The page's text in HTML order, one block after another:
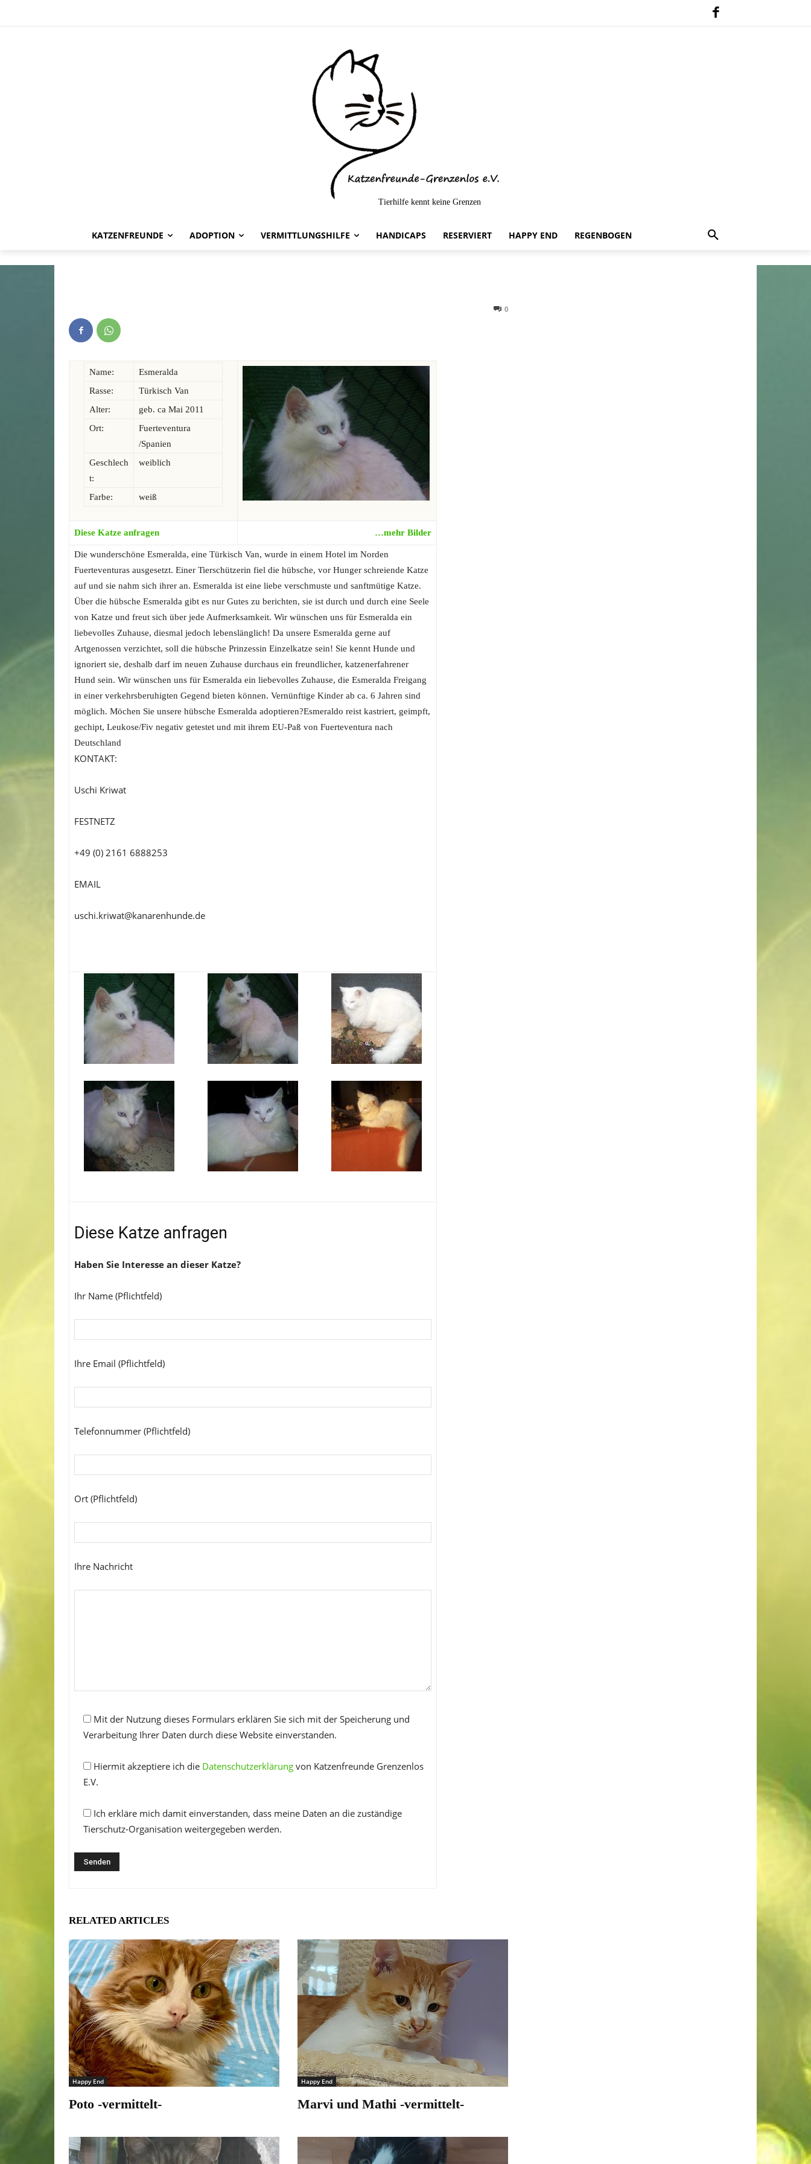
Tierhilfe kennt keine Grenzen
KATZENFREUNDE ADOPTION VERMITTLUNGSHILFE HANDICAPS RESERVIERT HAPPY END REGENBOGEN
Esmeralda -vermittelt-
0
Name:
Esmeralda
Rasse:
Türkisch Van
Alter:
geb. ca Mai 2011
Ort:
Fuerteventura
/Spanien
Geschlech
t:
weiblich
Farbe: weiß
Diese Katze anfragen …mehr Bilder
Die wunderschöne Esmeralda, eine Türkisch Van, wurde in einem Hotel im Norden
Fuerteventuras ausgesetzt. Einer Tierschützerin fiel die hübsche, vor Hunger schreiende Katze
auf und sie nahm sich ihrer an. Esmeralda ist eine liebe verschmuste und sanftmütige Katze.
Über die hübsche Esmeralda gibt es nur Gutes zu berichten, sie ist durch und durch eine Seele
von Katze und freut sich über jede Aufmerksamkeit. Wir wünschen uns für Esmeralda ein
liebevolles Zuhause, diesmal jedoch lebenslänglich! Da unsere Esmeralda gerne auf
Artgenossen verzichtet, soll die hübsche Prinzessin Einzelkatze sein! Sie kennt Hunde und
ignoriert sie, deshalb darf im neuen Zuhause durchaus ein freundlicher, katzenerfahrener
Hund sein. Wir wünschen uns für Esmeralda ein liebevolles Zuhause, die Esmeralda Freigang
in einer verkehrsberuhigten Gegend bieten können. Vernünftige Kinder ab ca. 6 Jahren sind
möglich. Möchen Sie unsere hübsche Esmeralda adoptieren?Esmeraldo reist kastriert, geimpft,
gechipt, Leukose/Fiv negativ getestet und mit ihrem EU-Paß von Fuerteventura nach
Deutschland
KONTAKT:
Uschi Kriwat
FESTNETZ
+49 (0) 2161 6888253
EMAIL
uschi.kriwat@kanarenhunde.de
Diese Katze anfragen
Haben Sie Interesse an dieser Katze?
Ihr Name (Pflichtfeld)
Ihre Email (Pflichtfeld)
Telefonnummer (Pflichtfeld)
Ort (Pflichtfeld)
Ihre Nachricht
Mit der Nutzung dieses Formulars erklären Sie sich mit der Speicherung und
Verarbeitung Ihrer Daten durch diese Website einverstanden.
Hiermit akzeptiere ich die Datenschutzerklärung von Katzenfreunde Grenzenlos
E.V.
Ich erkläre mich damit einverstanden, dass meine Daten an die zuständige
Tierschutz-Organisation weitergegeben werden.
RELATED ARTICLES
Happy End
Poto -vermittelt-
Happy End
Marvi und Mathi -vermittelt-